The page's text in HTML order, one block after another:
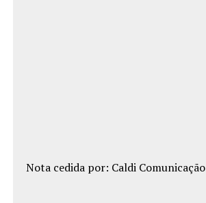
Nota cedida por: Caldi Comunicação